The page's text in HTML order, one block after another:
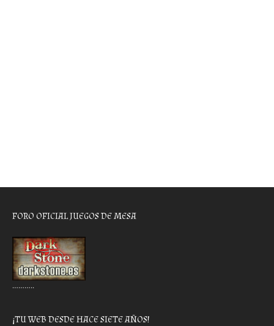
FORO OFICIAL JUEGOS DE MESA
………..
¡TU WEB DESDE HACE SIETE AÑOS!